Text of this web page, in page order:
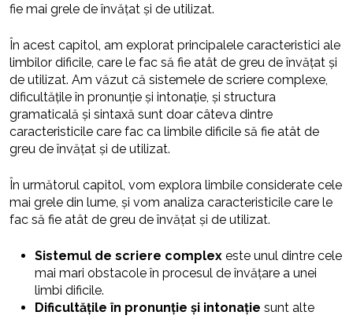
fie mai grele de învățat și de utilizat.
În acest capitol, am explorat principalele caracteristici ale
limbilor dificile, care le fac să fie atât de greu de învățat și
de utilizat. Am văzut că sistemele de scriere complexe,
dificultățile în pronunție și intonație, și structura
gramaticală și sintaxă sunt doar câteva dintre
caracteristicile care fac ca limbile dificile să fie atât de
greu de învățat și de utilizat.
În următorul capitol, vom explora limbile considerate cele
mai grele din lume, și vom analiza caracteristicile care le
fac să fie atât de greu de învățat și de utilizat.
Sistemul de scriere complex este unul dintre cele
mai mari obstacole în procesul de învățare a unei
limbi dificile.
Dificultățile în pronunție și intonație sunt alte